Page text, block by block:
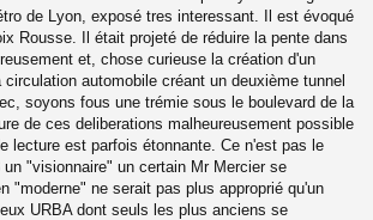
de Lyon, exposé tres interessant. Il est évoqué
Rousse. Il était projeté de réduire la pente dans
et, chose curieuse la création d'un
automobile créant un deuxième tunnel
soyons fous une trémie sous le boulevard de la
de ces deliberations malheureusement possible
lecture est parfois étonnante. Ce n'est pas le
"visionnaire" un certain Mr Mercier se
"moderne" ne serait pas plus approprié qu'un
URBA dont seuls les plus anciens se